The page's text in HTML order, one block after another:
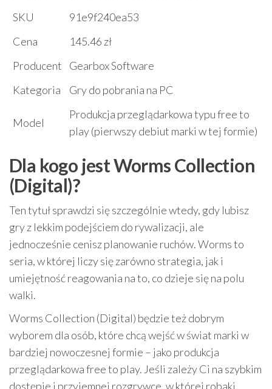
SKU
91e9f240ea53
Cena
145.46 zł
Producent
Gearbox Software
Kategoria
Gry do pobrania na PC
Model
Produkcja przeglądarkowa typu free to
play (pierwszy debiut marki w tej formie)
Dla kogo jest Worms Collection
(Digital)?
Ten tytuł sprawdzi się szczególnie wtedy, gdy lubisz
gry z lekkim podejściem do rywalizacji, ale
jednocześnie cenisz planowanie ruchów. Worms to
seria, w której liczy się zarówno strategia, jak i
umiejętność reagowania na to, co dzieje się na polu
walki.
Worms Collection (Digital) będzie też dobrym
wyborem dla osób, które chcą wejść w świat marki w
bardziej nowoczesnej formie – jako produkcja
przeglądarkowa free to play. Jeśli zależy Ci na szybkim
dostępie i przyjemnej rozgrywce, w której robaki